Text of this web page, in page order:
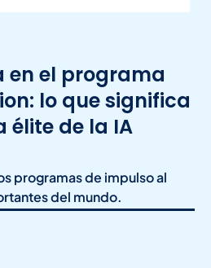
en el programa
lo que significa
élite de la IA
programas de impulso al
del mundo.